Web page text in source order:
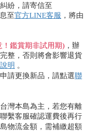
紛，請寄信至
至官方LINE客服 ，將由
！鑑賞期非試用期) ，辦
整，否則將會影響退貨
明 。
請更換新品，請點選聯
灣本島為主，若您有離
聯繫客服確認運費後再行
物流金額，需補繳超額